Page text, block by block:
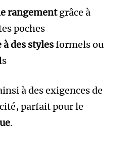
rangementgrâce à
poches
à des stylesformels ou
à des exigences de
parfait pour le
.